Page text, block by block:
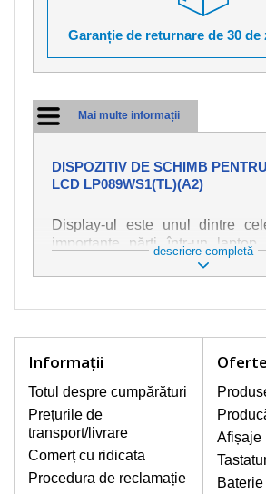
Garanție de returnare de 30 de
Mai multe informații
DISPOZITIV DE SCHIMB
LCD LP089WS1(TL)(A2)
Display-ul este unul dintre
importante părți într-un laptop,
încât ne străduim să oferim
schimb de cea mai bună
ul cu cea mai mare atenție.
natură mecanică, cum ar fi
sau crăpat. În plus, dungile
afișajul neiluminat,
intermitentă sau neuniformă
AFIŞAJE/
descriere completă
Informaţii
Totul despre cumpărături
Prețurile de
transport/livrare
Comerț cu ridicata
Procedura de reclamație
Afișaje
Baterie